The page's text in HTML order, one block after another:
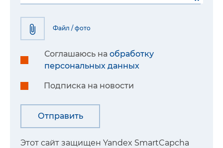
Файл / фото
Соглашаюсь на обработку
персональных данных
Подписка на новости
Этот сайт защищен Yandex SmartCapcha